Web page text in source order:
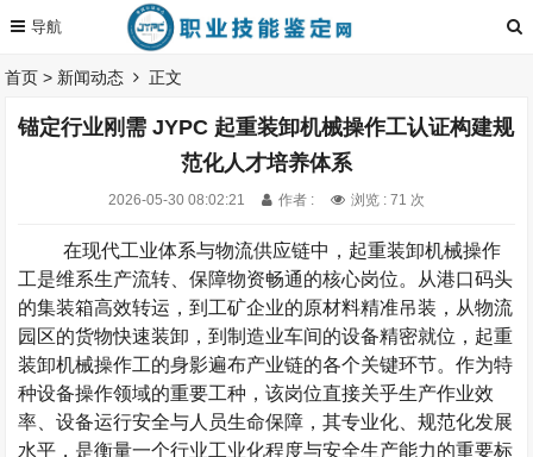
首页 > 新闻动态 正文
锚定行业刚需 JYPC 起重装卸机械操作工认证构建规
范化人才培养体系
2026-05-30 08:02:21 作者 : 浏览 : 71 次
在现代工业体系与物流供应链中，起重装卸机械操作
工是维系生产流转、保障物资畅通的核心岗位。从港口码头
的集装箱高效转运，到工矿企业的原材料精准吊装，从物流
园区的货物快速装卸，到制造业车间的设备精密就位，起重
装卸机械操作工的身影遍布产业链的各个关键环节。作为特
种设备操作领域的重要工种，该岗位直接关乎生产作业效
率、设备运行安全与人员生命保障，其专业化、规范化发展
水平，是衡量一个行业工业化程度与安全生产能力的重要标